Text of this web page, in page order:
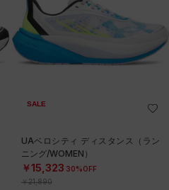
SALE
UAベロシティ ディスタンス（ラン
ニング/WOMEN）
￥15,323 30%OFF
￥21,890